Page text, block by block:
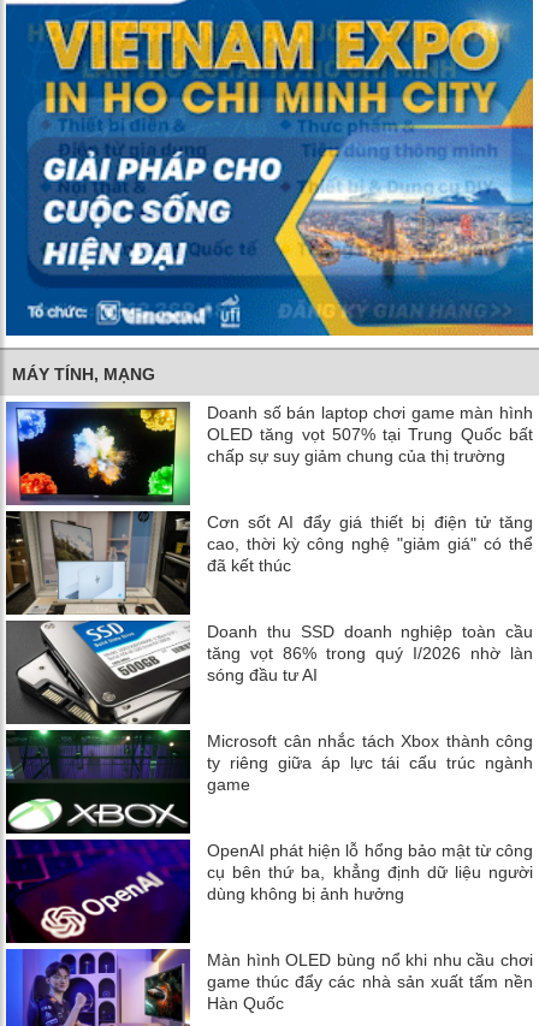
MÁY TÍNH, MẠNG
Doanh số bán laptop chơi game màn hình
OLED tăng vọt 507% tại Trung Quốc bất
chấp sự suy giảm chung của thị trường
Cơn sốt AI đẩy giá thiết bị điện tử tăng
cao, thời kỳ công nghệ "giảm giá" có thể
đã kết thúc
Doanh thu SSD doanh nghiệp toàn cầu
tăng vọt 86% trong quý I/2026 nhờ làn
sóng đầu tư AI
Microsoft cân nhắc tách Xbox thành công
ty riêng giữa áp lực tái cấu trúc ngành
game
OpenAI phát hiện lỗ hổng bảo mật từ công
cụ bên thứ ba, khẳng định dữ liệu người
dùng không bị ảnh hưởng
Màn hình OLED bùng nổ khi nhu cầu chơi
game thúc đẩy các nhà sản xuất tấm nền
Hàn Quốc